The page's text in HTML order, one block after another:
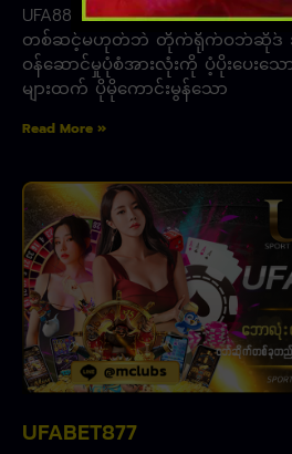
UFA88 Club ၊ အွန်လိုင်းလောင်းကစာ
တစ်ဆင့်မဟုတ်ဘဲ တိုက်ရိုက်ဝဘ်ဆိုဒ် အွန်
ဝန်ဆောင်မှုပုံစံအားလုံးကို ပံ့ပိုးပေးသ
များထက် ပိုမိုကောင်းမွန်သော
Read More »
UFABET877